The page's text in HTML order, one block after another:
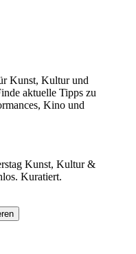
Kunst, Kultur und
aktuelle Tipps zu
Kino und
Kunst, Kultur &
Kuratiert.